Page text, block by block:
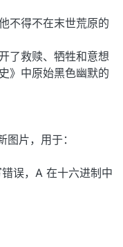
不得不在末世荒原的
了救赎、牺牲和意想
》中原始黑色幽默的
片，用于：
误，A 在十六进制中